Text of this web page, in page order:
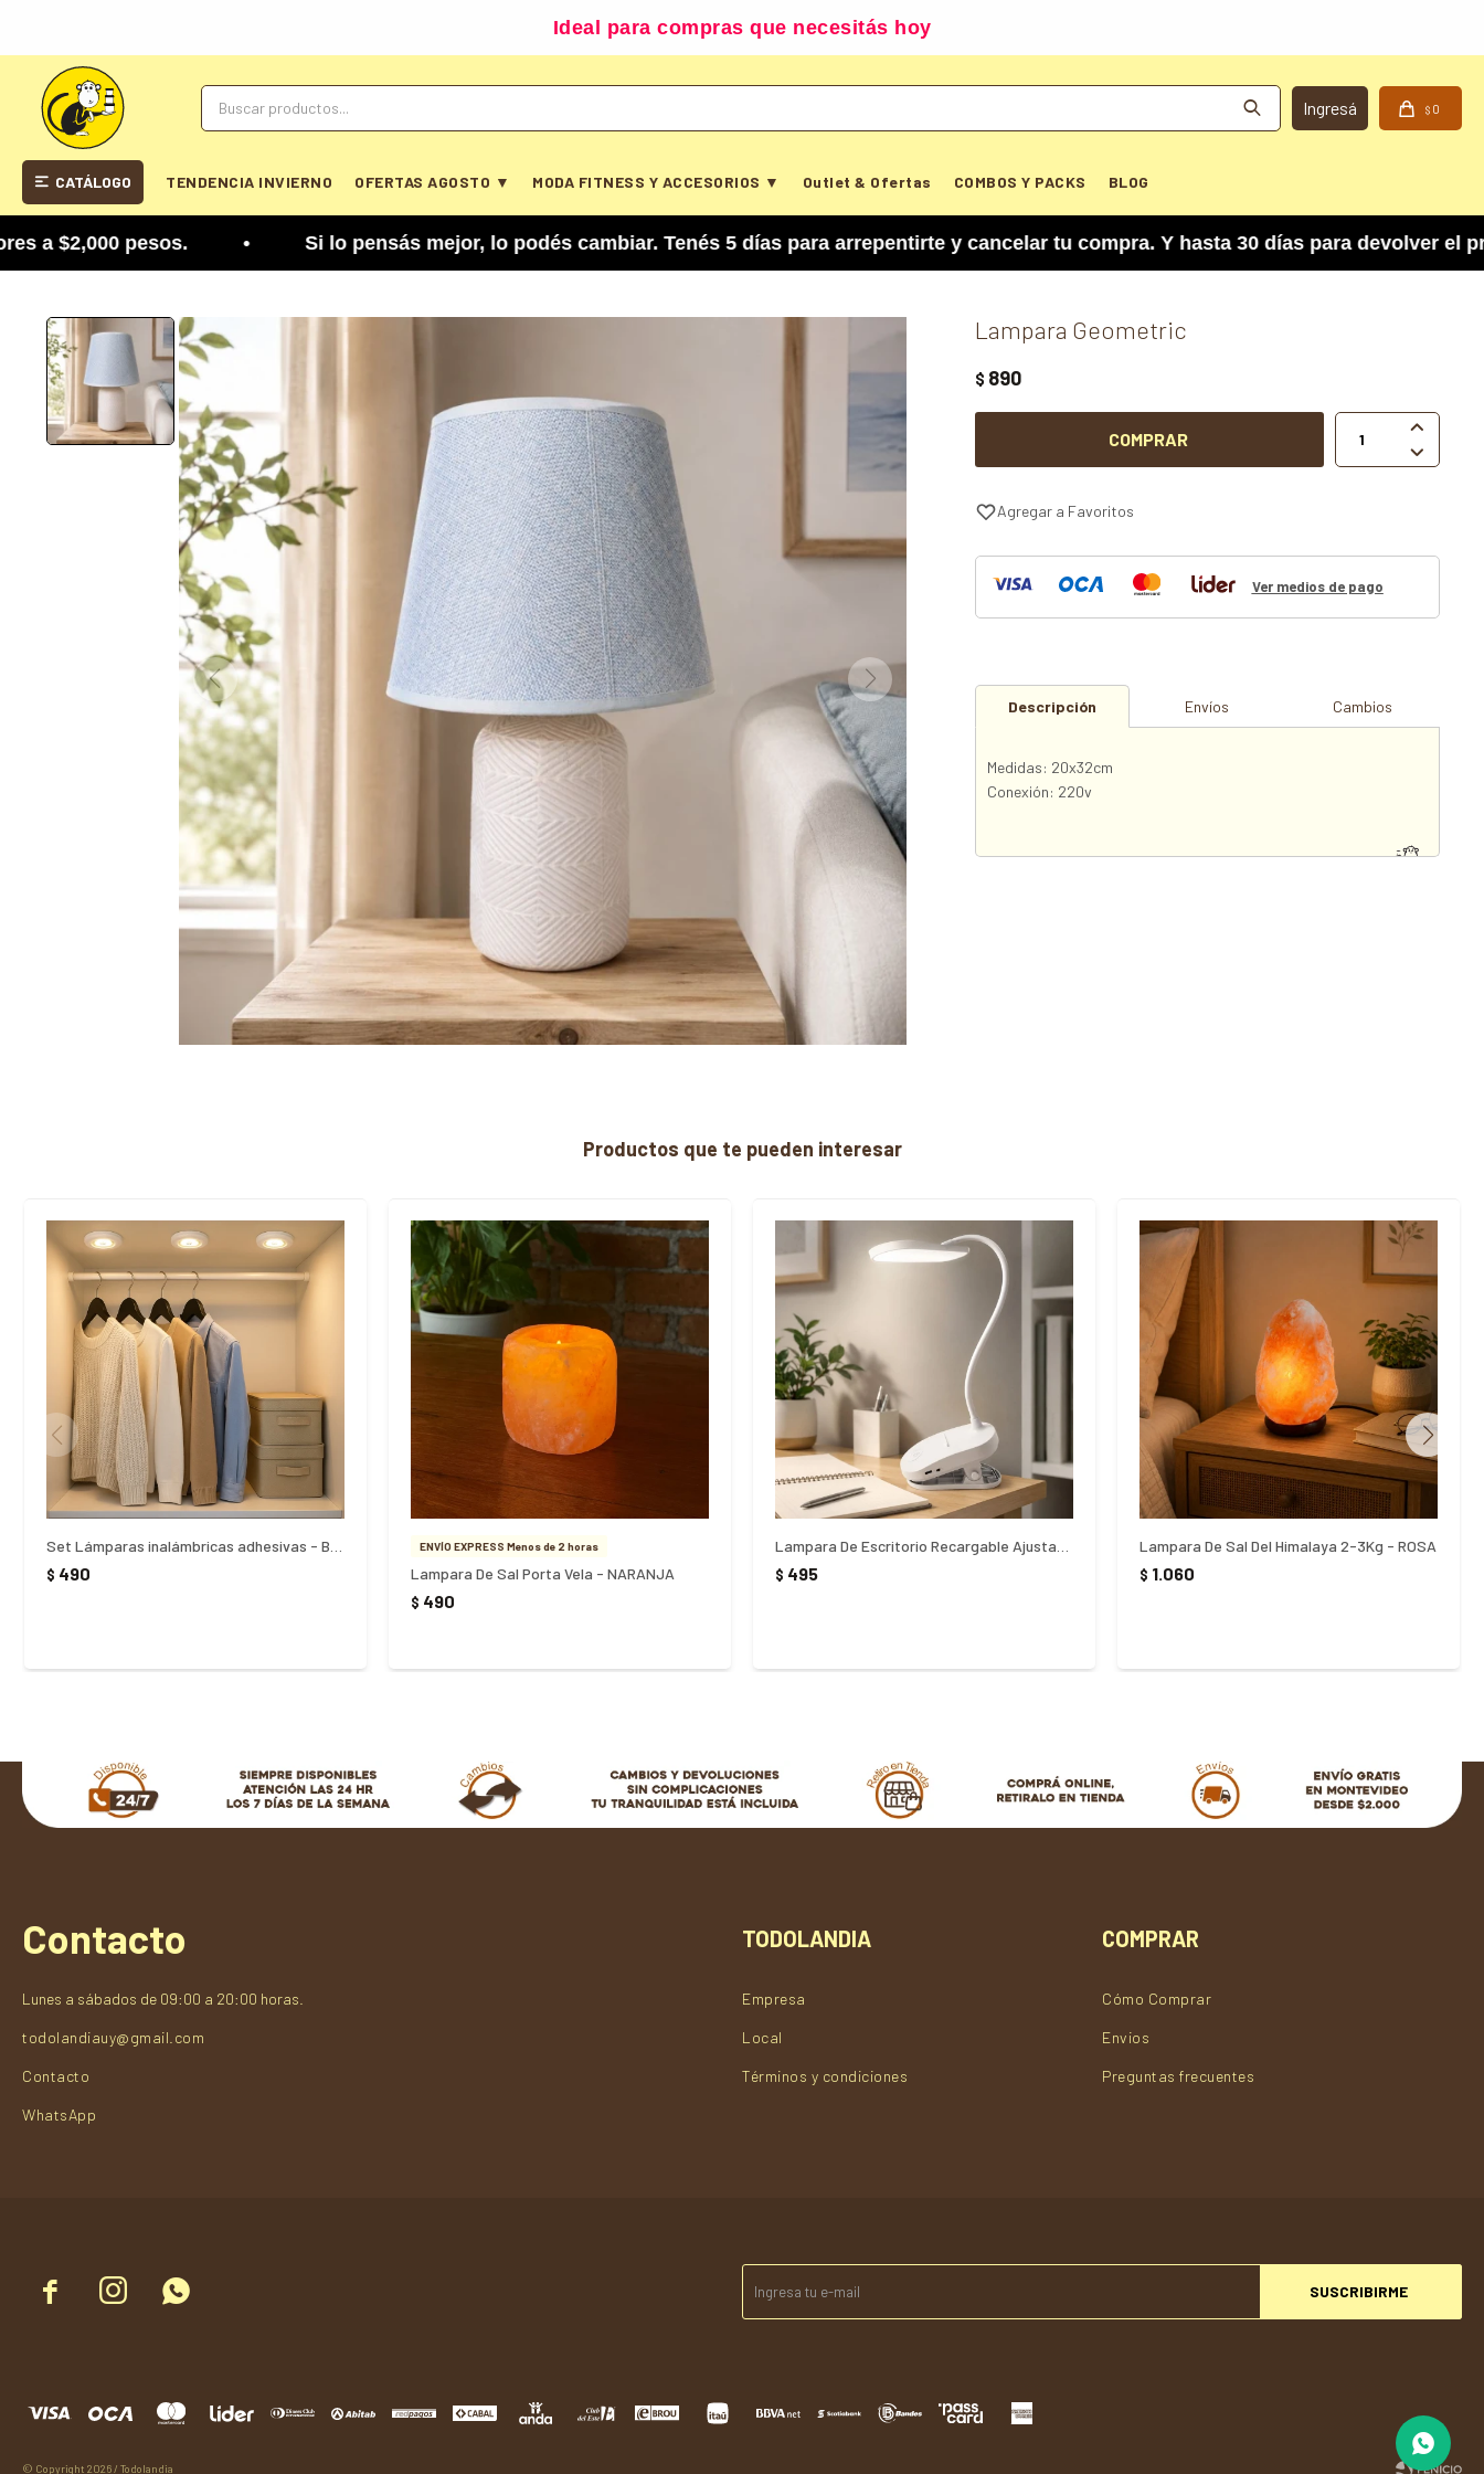
Ideal para compras que necesitás hoy
CATÁLOGO TENDENCIA INVIERNO OFERTAS AGOSTO ▼ MODA FITNESS Y ACCESORIOS ▼ Outlet & Ofertas COMBOS Y PACKS BLOG
$ 0
$2,000 pesos. • Si lo pensás mejor, lo podés cambiar. Tenés 5 días para arrepentirte y cancelar tu compra. Y hasta 30 días para devolver el
Lampara Geometric
$ 890
COMPRAR


Ver medios de pago
Descripción Envíos Cambios
Medidas: 20x32cm
Conexión: 220v
Productos que te pueden interesar
$ 490
ENVÍO EXPRESS Menos de 2 horas
Lampara De Sal Porta Vela - NARANJA
$ 490
$ 495
Lampara De Sal Del Himalaya 2-3Kg - ROSA
$ 1.060
   SUSCRIBIRME
Contacto
Lunes a sábados de 09:00 a 20:00 horas.
todolandiauy@gmail.com
Contacto
WhatsApp
TODOLANDIA
Empresa
Local
Términos y condiciones
COMPRAR
Cómo Comprar
Envios
Preguntas frecuentes
© Copyright 2026 / Todolandia